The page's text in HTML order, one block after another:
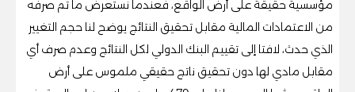
مؤسسية حقيقة على أرض الواقع، فعندما نستعرض ما تم صرفه
من الاعتمادات المالية مقابل تحقيق النتائج يوضح لنا حجم التغيير
الذي حدث، لافتا إلى تقييم البنك الدولي لكل النتائج وعدم صرف أي
مقابل مادي لها دون تحقيق ناتج حقيقي ملموس على أرض